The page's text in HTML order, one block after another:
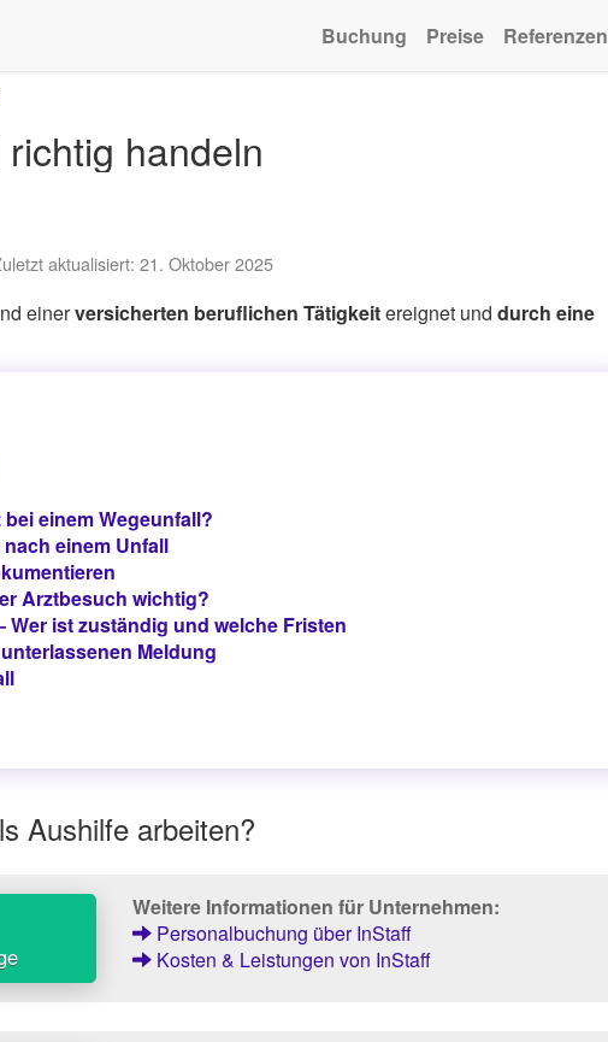
Buchung Preise Referenzen
handeln
aktualisiert: 21. Oktober 2025
einerversicherten beruflichen Tätigkeitereignet und durch eine
einem Wegeunfall?
einem Unfall
Arztbesuch wichtig?
ist zuständig und welche Fristen
Meldung
Aushilfe arbeiten?
Weitere Informationen für Unternehmen:
Personalbuchung über InStaff
Kosten & Leistungen von InStaff